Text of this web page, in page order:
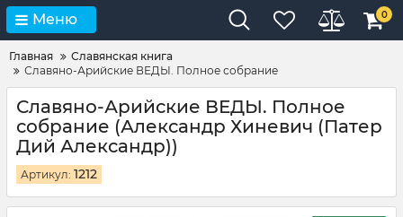
Меню 0
Главная
Славянская книга
Славяно-Арийские ВЕДЫ. Полное собрание
Славяно-Арийские ВЕДЫ. Полное
собрание (Александр Хиневич (Патер
Дий Александр))
Артикул: 1212